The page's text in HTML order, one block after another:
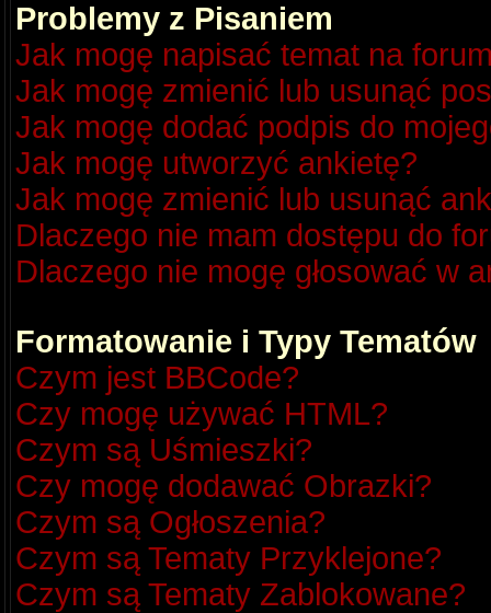
Problemy z Pisaniem
Jak mogę napisać temat na
Jak mogę zmienić lub usunąć
Jak mogę dodać podpis do
Jak mogę utworzyć ankietę?
Jak mogę zmienić lub usunąć
Dlaczego nie mam dostępu do
Dlaczego nie mogę głosować w
Formatowanie i Typy Tematów
Czym jest BBCode?
Czy mogę używać HTML?
Czym są Uśmieszki?
Czy mogę dodawać Obrazki?
Czym są Ogłoszenia?
Czym są Tematy Przyklejone?
Czym są Tematy Zablokowane?